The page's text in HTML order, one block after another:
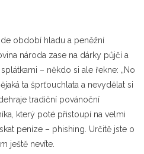
období hladu a peněžní
národa zase na dárky půjčí a
– někdo si ale řekne: „No
ta šprťouchlata a nevydělat si
tradiční povánoční
který poté přistoupí na velmi
peníze – phishing. Určitě jste o
ještě nevíte.